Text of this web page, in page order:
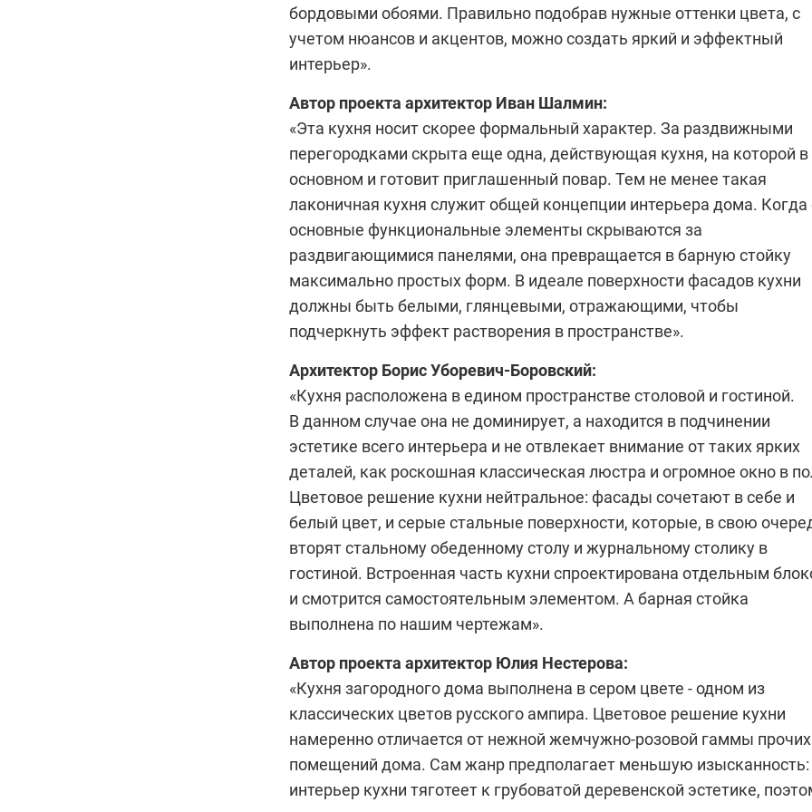
бордовыми обоями. Правильно подобрав нужные оттенки цвета, с
учетом нюансов и акцентов, можно создать яркий и эффектный
интерьер».
Автор проекта архитектор Иван Шалмин:
«Эта кухня носит скорее формальный характер. За раздвижными
перегородками скрыта еще одна, действующая кухня, на которой в
основном и готовит приглашенный повар. Тем не менее такая
лаконичная кухня служит общей концепции интерьера дома. Когда
основные функциональные элементы скрываются за
раздвигающимися панелями, она превращается в барную стойку
максимально простых форм. В идеале поверхности фасадов кухни
должны быть белыми, глянцевыми, отражающими, чтобы
подчеркнуть эффект растворения в пространстве».
Архитектор Борис Уборевич-Боровский:
«Кухня расположена в едином пространстве столовой и гостиной.
В данном случае она не доминирует, а находится в подчинении
эстетике всего интерьера и не отвлекает внимание от таких ярких
деталей, как роскошная классическая люстра и огромное окно в
Цветовое решение кухни нейтральное: фасады сочетают в себе и
белый цвет, и серые стальные поверхности, которые, в свою
вторят стальному обеденному столу и журнальному столику в
гостиной. Встроенная часть кухни спроектирована отдельным
и смотрится самостоятельным элементом. А барная стойка
выполнена по нашим чертежам».
Автор проекта архитектор Юлия Нестерова:
«Кухня загородного дома выполнена в сером цвете - одном из
классических цветов русского ампира. Цветовое решение кухни
намеренно отличается от нежной жемчужно-розовой гаммы прочих
помещений дома. Сам жанр предполагает меньшую изысканность:
интерьер кухни тяготеет к грубоватой деревенской эстетике,